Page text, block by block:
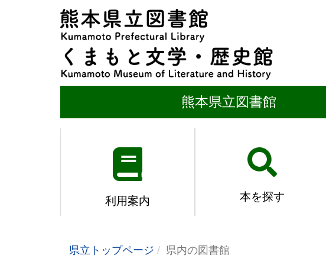
熊本県立図書館
利用案内 本を探す
県立トップページ 県内の図書館